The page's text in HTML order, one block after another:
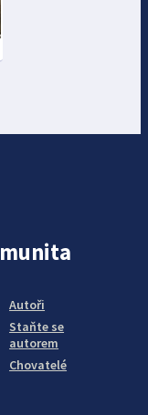
Autoři
Staňte se
autorem
Chovatelé